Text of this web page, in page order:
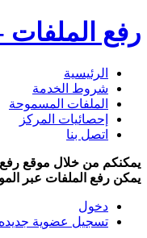
رفع الملفات
الرئيسية
شروط الخدمة
الملفات المسموحة
إحصائيات المركز
اتصل بنا
يمكنكم من خلال موقع رفع
يمكن رفع الملفات عبر
دخول
تسجيل عضوية جديده